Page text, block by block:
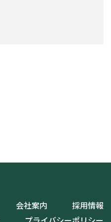
会社案内
採用情報